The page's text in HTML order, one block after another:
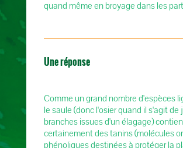
quand même en broyage dans les
Une réponse
Comme un grand nombre d'espèces
le saule (donc l'osier quand il s'agit de
branches issues d'un élagage)
certainement des tanins (molécules
phénoliques destinées à protéger la